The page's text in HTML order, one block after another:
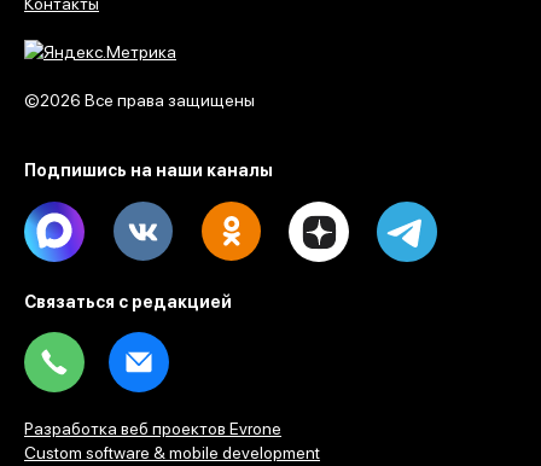
©2026 Все права защищены
Подпишись на наши каналы
Max Dzen
Связаться с редакцией
Разработка веб проектов Evrone
Custom software & mobile development